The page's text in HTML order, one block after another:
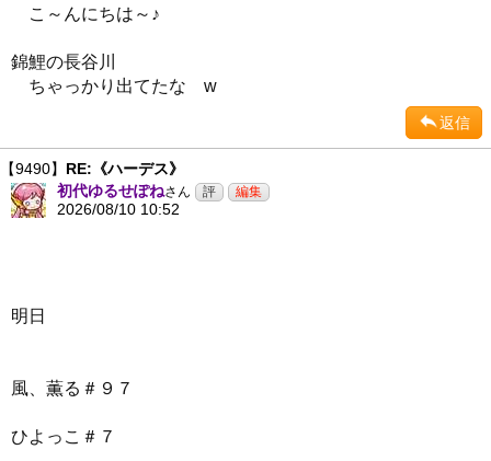
こ～んにちは～♪
錦鯉の長谷川
ちゃっかり出てたな w
返信
【9490】 RE:《ハーデス》
初代ゆるせぽねさん
2026/08/10 10:52
明日
風、薫る＃９７
ひよっこ＃７